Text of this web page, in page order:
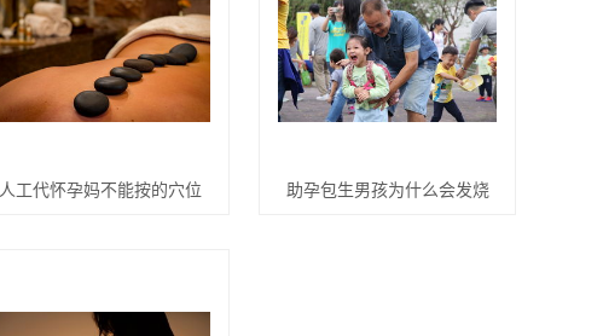
人工代怀孕妈不能按的穴位 助孕包生男孩为什么会发烧